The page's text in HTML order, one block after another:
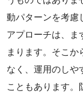
動パターンを考慮
アプローチは、ま
まります。そこ
なく、運用のしや
こともあります。